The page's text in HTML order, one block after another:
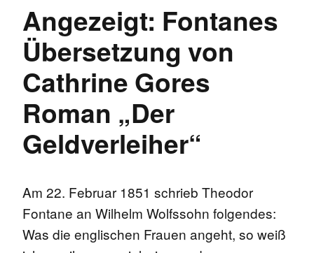
Angezeigt: Fontanes
Übersetzung von
Cathrine Gores
Roman „Der
Geldverleiher“
Am 22. Februar 1851 schrieb Theodor
Fontane an Wilhelm Wolfssohn folgendes:
Was die englischen Frauen angeht, so weiß